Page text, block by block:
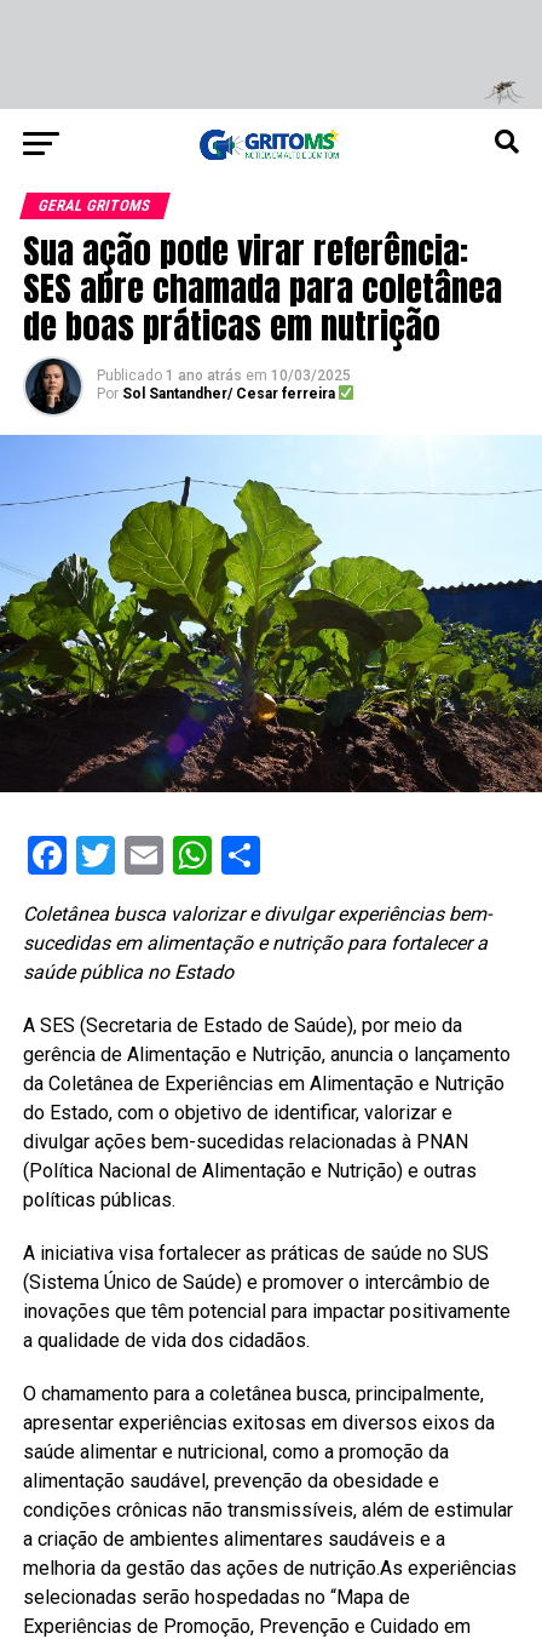
GERAL GRITOMS
Sua ação pode virar referência:
SES abre chamada para coletânea
de boas práticas em nutrição
Publicado 1 ano atrás em 10/03/2025
Por Sol Santandher/ Cesar ferreira
Facebook
Twitter
EmailWhatsApp
Share
Coletânea busca valorizar e divulgar experiências bem-
sucedidas em alimentação e nutrição para fortalecer a
saúde pública no Estado
A SES (Secretaria de Estado de Saúde), por meio da
gerência de Alimentação e Nutrição, anuncia o lançamento
da Coletânea de Experiências em Alimentação e Nutrição
do Estado, com o objetivo de identificar, valorizar e
divulgar ações bem-sucedidas relacionadas à PNAN
(Política Nacional de Alimentação e Nutrição) e outras
políticas públicas.
A iniciativa visa fortalecer as práticas de saúde no SUS
(Sistema Único de Saúde) e promover o intercâmbio de
inovações que têm potencial para impactar positivamente
a qualidade de vida dos cidadãos.
O chamamento para a coletânea busca, principalmente,
apresentar experiências exitosas em diversos eixos da
saúde alimentar e nutricional, como a promoção da
alimentação saudável, prevenção da obesidade e
condições crônicas não transmissíveis, além de estimular
a criação de ambientes alimentares saudáveis e a
melhoria da gestão das ações de nutrição.As experiências
selecionadas serão hospedadas no “Mapa de
Experiências de Promoção, Prevenção e Cuidado em